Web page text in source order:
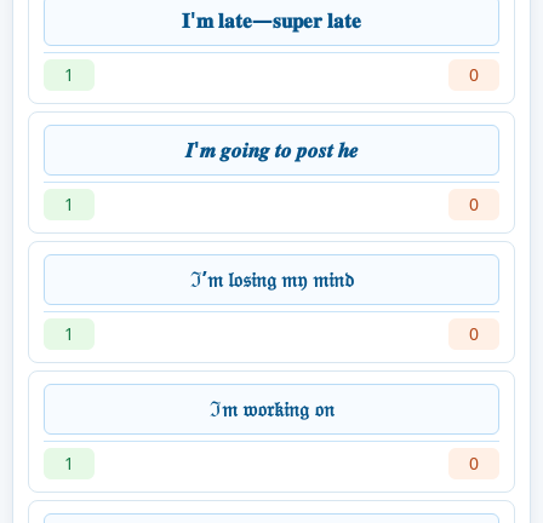
𝐈'𝐦 𝐥𝐚𝐭𝐞—𝐬𝐮𝐩𝐞𝐫 𝐥𝐚𝐭𝐞
1 0
𝑰'𝒎 𝒈𝒐𝒊𝒏𝒈 𝒕𝒐 𝒑𝒐𝒔𝒕 𝒉𝒆
1 0
ℑ’𝔪 𝔩𝔬𝔰𝔦𝔫𝔤 𝔪𝔶 𝔪𝔦𝔫𝔡
1 0
ℑ𝔪 𝔴𝔬𝔯𝔨𝔦𝔫𝔤 𝔬𝔫
1 0